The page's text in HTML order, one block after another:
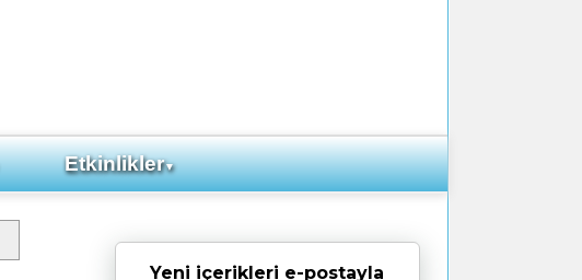
Etkinlikler▼
Yeni içerikleri e-postayla